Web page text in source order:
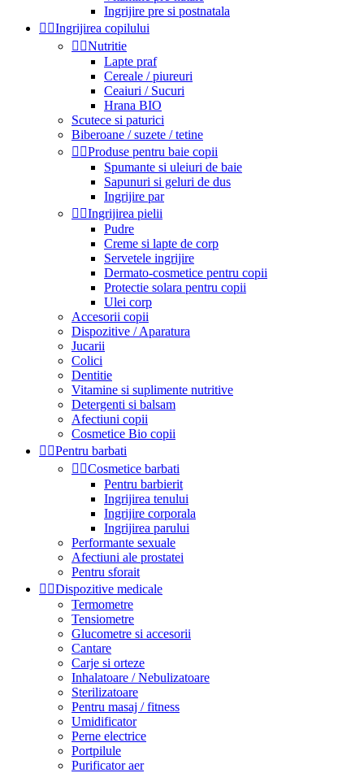
Ingrijire pre si postnatala
 Ingrijirea copilului
 Nutritie
Lapte praf
Cereale / piureuri
Ceaiuri / Sucuri
Hrana BIO
Scutece si paturici
Biberoane / suzete / tetine
 Produse pentru baie copii
Spumante si uleiuri de baie
Sapunuri si geluri de dus
Ingrijire par
 Ingrijirea pielii
Pudre
Creme si lapte de corp
Servetele ingrijire
Dermato-cosmetice pentru copii
Protectie solara pentru copii
Ulei corp
Accesorii copii
Dispozitive / Aparatura
Jucarii
Colici
Dentitie
Vitamine si suplimente nutritive
Detergenti si balsam
Afectiuni copii
Cosmetice Bio copii
 Pentru barbati
 Cosmetice barbati
Pentru barbierit
Ingrijirea tenului
Ingrijire corporala
Ingrijirea parului
Performante sexuale
Afectiuni ale prostatei
Pentru sforait
 Dispozitive medicale
Termometre
Tensiometre
Glucometre si accesorii
Cantare
Carje si orteze
Inhalatoare / Nebulizatoare
Sterilizatoare
Pentru masaj / fitness
Umidificator
Perne electrice
Portpilule
Purificator aer